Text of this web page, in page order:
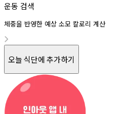
운동 검색
체중을 반영한 예상 소모 칼로리 계산
오늘 식단에 추가하기